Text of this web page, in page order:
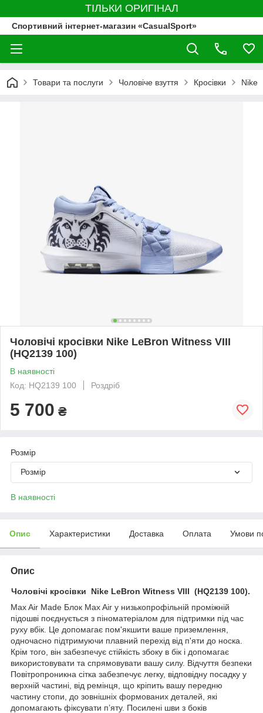
ТІЛЬКИ ОРИГІНАЛ
Спортивний інтернет-магазин «CasualSport»
Товари та послуги Чоловіче взуття Кросівки Nike
Чоловічі кросівки Nike LeBron Witness VIII
(HQ2139 100)
В наявності
Код: HQ2139 100
Роздріб
5 700 ₴
Розмір
Розмір
В наявності
Опис Характеристики Доставка Оплата Умови
Опис
Чоловічі кросівки Nike LeBron Witness VIII (HQ2139 100).
Max Air Made Блок Max Air у низькопрофільній проміжній
підошві поєднується з піноматеріалом для підтримки під час
руху вбік. Це допомагає пом'якшити ваше приземлення,
одночасно підтримуючи плавний перехід від п'яти до носка.
Крім того, він забезпечує стійкість збоку в бік і допомагає
використовувати та спрямовувати вашу силу. Відчуття безпеки
Повітропроникна сітка забезпечує легку, відповідну посадку у
верхній частині, від ремінця, що кріпить вашу передню
частину стопи, до зовнішніх формованих деталей, які
допомагають фіксувати п’яту. Посилені шви з боків